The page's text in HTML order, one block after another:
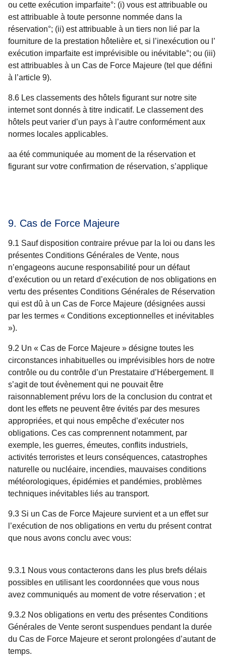
ou cette exécution imparfaite°: (i) vous est attribuable ou
est attribuable à toute personne nommée dans la
réservation°; (ii) est attribuable à un tiers non lié par la
fourniture de la prestation hôtelière et, si l’inexécution ou l’
exécution imparfaite est imprévisible ou inévitable°; ou (iii)
est attribuables à un Cas de Force Majeure (tel que défini
à l’article 9).
8.6 Les classements des hôtels figurant sur notre site
internet sont donnés à titre indicatif. Le classement des
hôtels peut varier d’un pays à l’autre conformément aux
normes locales applicables.
aa été communiquée au moment de la réservation et
figurant sur votre confirmation de réservation, s’applique
9. Cas de Force Majeure
9.1 Sauf disposition contraire prévue par la loi ou dans les
présentes Conditions Générales de Vente, nous
n’engageons aucune responsabilité pour un défaut
d’exécution ou un retard d’exécution de nos obligations en
vertu des présentes Conditions Générales de Réservation
qui est dû à un Cas de Force Majeure (désignées aussi
par les termes « Conditions exceptionnelles et inévitables
»).
9.2 Un « Cas de Force Majeure » désigne toutes les
circonstances inhabituelles ou imprévisibles hors de notre
contrôle ou du contrôle d’un Prestataire d’Hébergement. Il
s’agit de tout évènement qui ne pouvait être
raisonnablement prévu lors de la conclusion du contrat et
dont les effets ne peuvent être évités par des mesures
appropriées, et qui nous empêche d’exécuter nos
obligations. Ces cas comprennent notamment, par
exemple, les guerres, émeutes, conflits industriels,
activités terroristes et leurs conséquences, catastrophes
naturelle ou nucléaire, incendies, mauvaises conditions
météorologiques, épidémies et pandémies, problèmes
techniques inévitables liés au transport.
9.3 Si un Cas de Force Majeure survient et a un effet sur
l’exécution de nos obligations en vertu du présent contrat
que nous avons conclu avec vous:
9.3.1 Nous vous contacterons dans les plus brefs délais
possibles en utilisant les coordonnées que vous nous
avez communiqués au moment de votre réservation ; et
9.3.2 Nos obligations en vertu des présentes Conditions
Générales de Vente seront suspendues pendant la durée
du Cas de Force Majeure et seront prolongées d’autant de
temps.